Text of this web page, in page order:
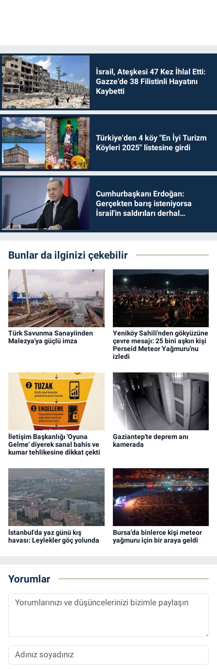
İsrail, Ateşkesi 47 Kez İhlal Etti:
Gazze’de 38 Filistinli Hayatını
Kaybetti
Türkiye'den 4 köy "En İyi Turizm
Köyleri 2025" listesine girdi
Cumhurbaşkanı Erdoğan:
Gerçekten barış isteniyorsa
İsrail'in saldırıları derhal
Bunlar da ilginizi çekebilir
Türk Savunma Sanayiinden
Malezya'ya güçlü imza
Yeniköy Sahili'nden gökyüzüne
çevre mesajı: 25 bini aşkın kişi
Perseid Meteor Yağmuru'nu
izledi
İletişim Başkanlığı 'Oyuna
Gelme' diyerek sanal bahis ve
kumar tehlikesine dikkat çekti
Gaziantep'te deprem anı
kamerada
İstanbul'da yaz günü kış
havası: Leylekler göç yolunda
Bursa'da binlerce kişi meteor
yağmuru için bir araya geldi
Yorumlar